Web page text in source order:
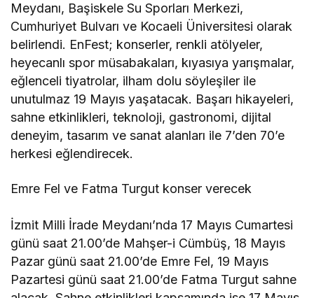
Meydanı, Başiskele Su Sporları Merkezi,
Cumhuriyet Bulvarı ve Kocaeli Üniversitesi olarak
belirlendi. EnFest; konserler, renkli atölyeler,
heyecanlı spor müsabakaları, kıyasıya yarışmalar,
eğlenceli tiyatrolar, ilham dolu söyleşiler ile
unutulmaz 19 Mayıs yaşatacak. Başarı hikayeleri,
sahne etkinlikleri, teknoloji, gastronomi, dijital
deneyim, tasarım ve sanat alanları ile 7’den 70’e
herkesi eğlendirecek.
Emre Fel ve Fatma Turgut konser verecek
İzmit Milli İrade Meydanı’nda 17 Mayıs Cumartesi
günü saat 21.00’de Mahşer-i Cümbüş, 18 Mayıs
Pazar günü saat 21.00’de Emre Fel, 19 Mayıs
Pazartesi günü saat 21.00’de Fatma Turgut sahne